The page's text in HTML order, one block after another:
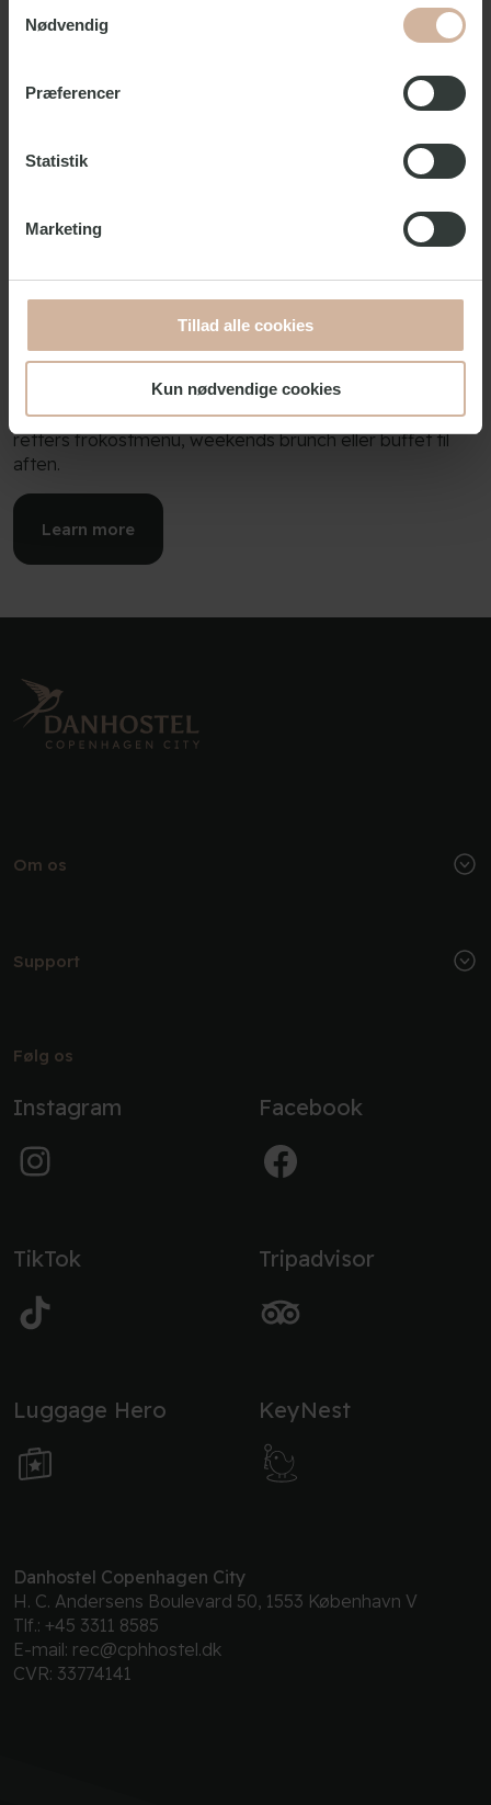
Nødvendig
Præferencer
Statistik
Marketing
Tillad alle cookies
Kun nødvendige cookies
Bigbowl Valby
Lige ved Valby st. ligger Big Bowl Valby. Bowlinghallen
Nyd en drink for cocktailbaren eller kombiner bowlingen
Big Bowl har også en restaurant hvor du spise en 3-
retters frokostmenu, weekends brunch eller buffet til
aften.
Learn more
Om os
Support
Følg os
Instagram Facebook
TikTok Tripadvisor
Luggage Hero KeyNest
Danhostel Copenhagen City
H. C. Andersens Boulevard 50, 1553 København V
Tlf.: +45 3311 8585
E-mail: rec@cphhostel.dk
CVR: 33774141